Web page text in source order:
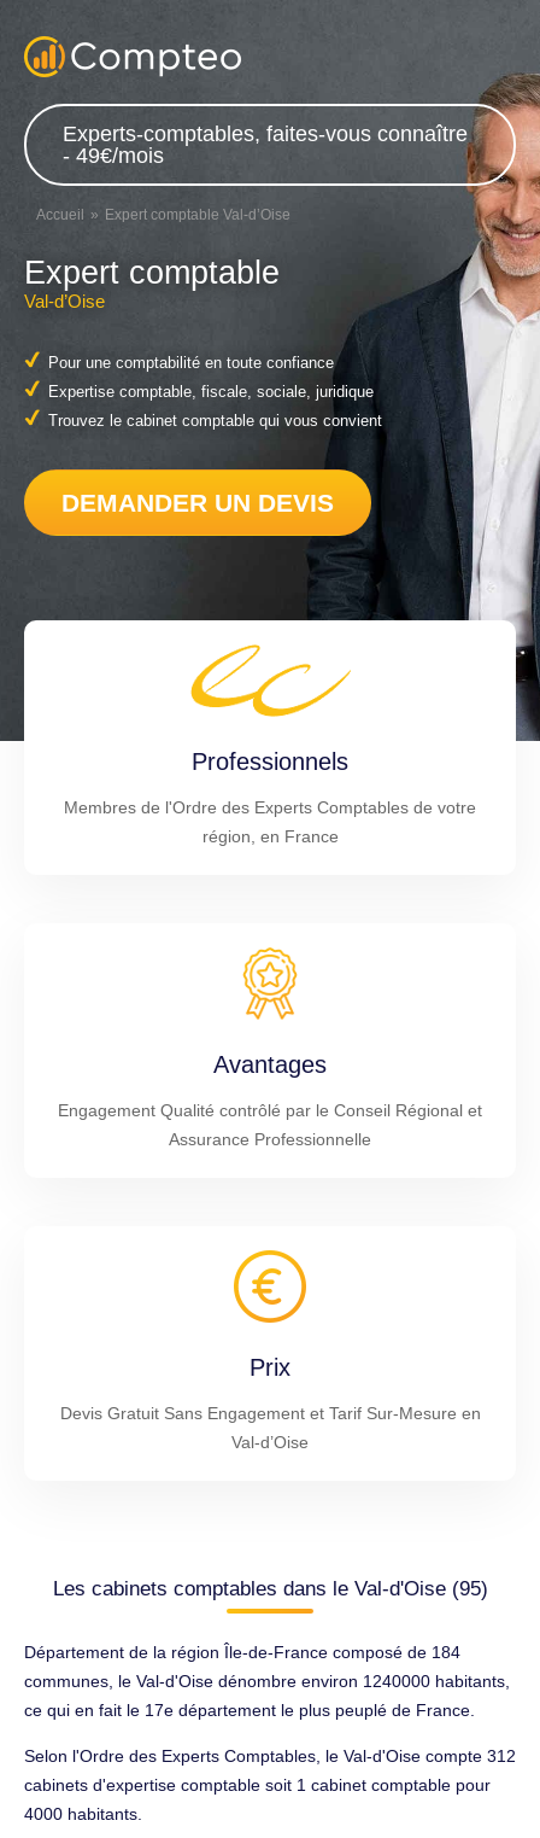
Experts-comptables, faites-vous connaître
- 49€/mois
Accueil Expert comptable Val-d’Oise
Expert comptable
Val-d’Oise
Pour une comptabilité en toute confiance
Expertise comptable, fiscale, sociale, juridique
Trouvez le cabinet comptable qui vous convient
DEMANDER UN DEVIS
Professionnels
Membres de l'Ordre des Experts Comptables de votre
région, en France
Avantages
Engagement Qualité contrôlé par le Conseil Régional et
Assurance Professionnelle
Prix
Devis Gratuit Sans Engagement et Tarif Sur-Mesure en
Val-d’Oise
Les cabinets comptables dans le Val-d'Oise (95)
Département de la région Île-de-France composé de 184
communes, le Val-d'Oise dénombre environ 1240000 habitants,
ce qui en fait le 17e département le plus peuplé de France.
Selon l'Ordre des Experts Comptables, le Val-d'Oise compte 312
cabinets d'expertise comptable soit 1 cabinet comptable pour
4000 habitants.